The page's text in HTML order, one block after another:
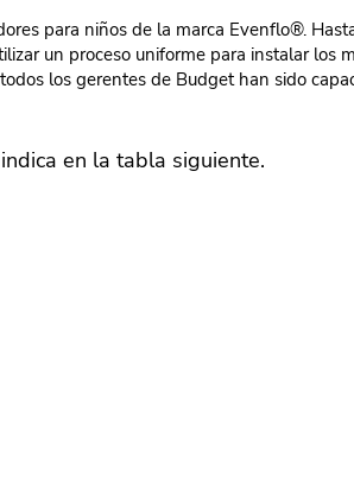
para niños de la marca Evenflo®.
un proceso uniforme para instalar los
los gerentes de Budget han sido
en la tabla siguiente.